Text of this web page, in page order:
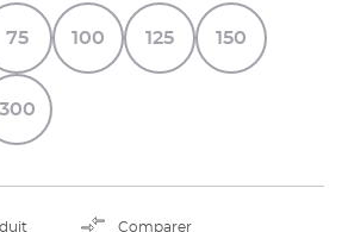
75 100 125 150
300
Comparer